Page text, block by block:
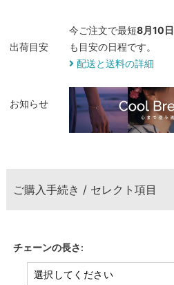
出荷目安
今ご注文で最短8月10日
も目安の日程です。
配送と送料の詳細
お知らせ
ご購入手続き / セレクト項目
チェーンの長さ: